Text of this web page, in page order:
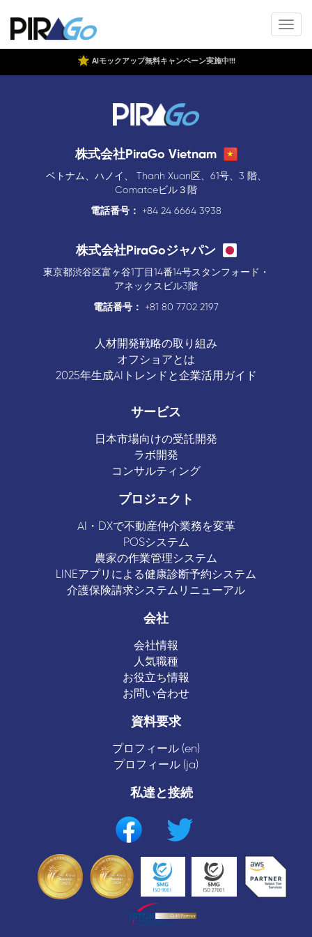
AIモックアップ無料キャンペーン実施中!!!
株式会社PiraGo Vietnam
ベトナム、ハノイ、 Thanh Xuan区、61号、3 階、
Comatceビル３階
電話番号：
+84 24 6664 3938
株式会社PiraGoジャパン
東京都渋谷区富ヶ谷1丁目14番14号スタンフォード・
アネックスビル3階
電話番号：
+81 80 7702 2197
人材開発戦略の取り組み
オフショアとは
2025年生成AIトレンドと企業活用ガイド
サービス
日本市場向けの受託開発
ラボ開発
コンサルティング
プロジェクト
AI・DXで不動産仲介業務を変革
POSシステム
農家の作業管理システム
LINEアプリによる健康診断予約システム
介護保険請求システムリニューアル
会社
会社情報
人気職種
お役立ち情報
お問い合わせ
資料要求
プロフィール (en)
プロフィール (ja)
私達と接続